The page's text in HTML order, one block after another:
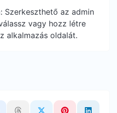
Szerkeszthető az admin
vagy hozz létre
alkalmazás oldalát.